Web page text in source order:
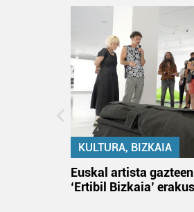
KULTURA, BIZKAIA
Euskal artista
‘Ertibil Bizkaia’